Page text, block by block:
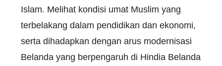
Islam. Melihat kondisi umat Muslim yang
terbelakang dalam pendidikan dan ekonomi,
serta dihadapkan dengan arus modernisasi
Belanda yang berpengaruh di Hindia Belanda